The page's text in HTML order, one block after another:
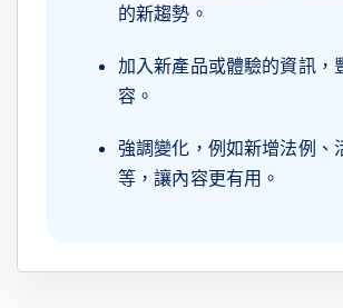
的新趨勢。
加入新產品或體驗的資訊，
容。
強調變化，例如新增法例、
等，讓內容更有用。